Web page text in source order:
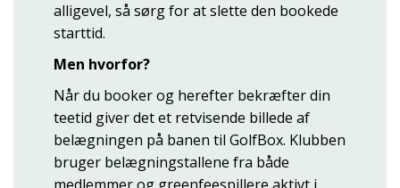
alligevel, så sørg for at slette den bookede
starttid.
Men hvorfor?
Når du booker og herefter bekræfter din
teetid giver det et retvisende billede af
belægningen på banen til GolfBox. Klubben
bruger belægningstallene fra både